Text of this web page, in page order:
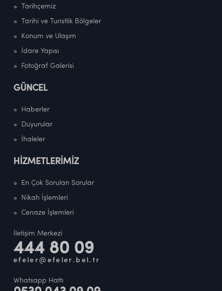
Tarihçemiz
Tarihi ve Turistlik Bölgeler
Konum ve Ulaşım
İdare Yapısı
Fotoğraf Galerisi
GÜNCEL
Haberler
Duyurular
İhaleler
HİZMETLERİMİZ
En Çok Sorulan Sorular
Nikah İşlemleri
Cenaze İşlemleri
İletişim Merkezi
444 80 09
efeler@efeler.bel.tr
Whatsapp Hattı